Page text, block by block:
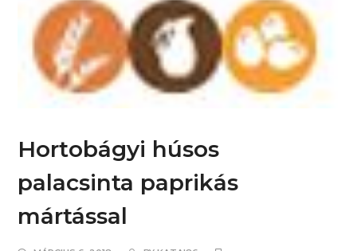
Hortobágyi húsos
palacsinta paprikás
mártással